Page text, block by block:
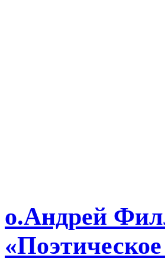
о.Андрей